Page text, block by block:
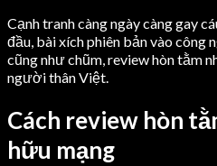
Cạnh tranh càng ngày càng gay
đầu, bài xích phiên bản vào công
cũng như chũm, review hòn tằm
người thân Việt.
Cách review hòn
hữu mạng